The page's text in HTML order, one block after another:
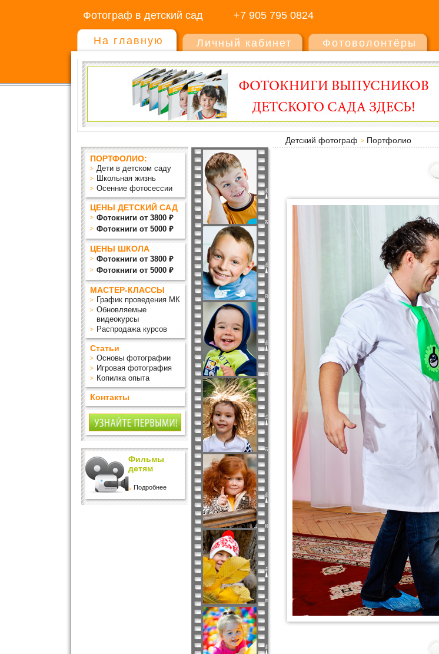
Фотограф в детский сад +7 905 795 0824
На главную Личный кабинет Фотоволонтёры
Детский фотограф
Портфолио
ПОРТФОЛИО:
Дети в детском саду
Школьная жизнь
Осенние фотосессии
ЦЕНЫ ДЕТСКИЙ САД
Фотокниги от 3800 ₽
Фотокниги от 5000 ₽
ЦЕНЫ ШКОЛА
Фотокниги от 3800 ₽
Фотокниги от 5000 ₽
МАСТЕР-КЛАССЫ
График проведения МК
Обновляемые
видеокурсы
Распродажа курсов
Статьи
Основы фотографии
Игровая фотография
Копилка опыта
Контакты
Фильмы
детям
Подробнее